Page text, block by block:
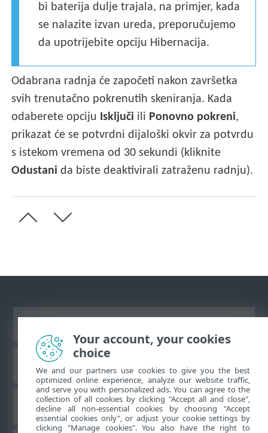
bi baterija dulje trajala, na primjer, kada
se nalazite izvan ureda, preporučujemo
da upotrijebite opciju Hibernacija.
Odabrana radnja će započeti nakon završetka
svih trenutačno pokrenutih skeniranja. Kada
odaberete opciju Isključi ili Ponovno pokreni,
prikazat će se potvrdni dijaloški okvir za potvrdu
s istekom vremena od 30 sekundi (kliknite
Odustani da biste deaktivirali zatraženu radnju).
ESET-ova baza znanja
ESET-ov forum
Your account, your cookies
choice
We and our partners use cookies to give you the best
optimized online experience, analyze our website traffic,
and serve you with personalized ads. You can agree to the
collection of all cookies by clicking "Accept all and close",
decline all non-essential cookies by choosing "Accept
essential cookies only", or adjust your cookie settings by
clicking "Manage cookies". You also have the right to